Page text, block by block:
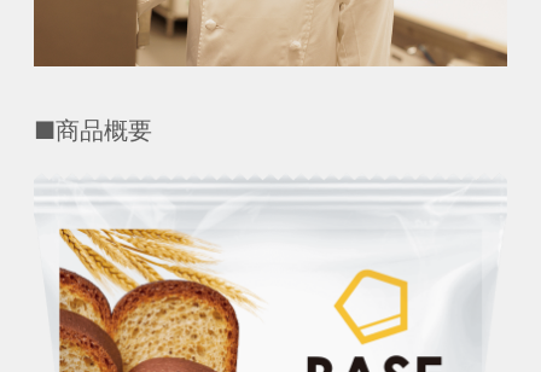
■商品概要